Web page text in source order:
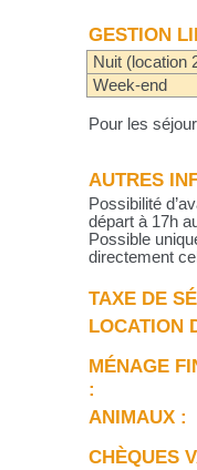
GESTION
Nuit (location
Week-end
Pour les
AUTRES
Possibilité
départ à 17h
Possible
directement
TAXE DE
LOCATION
MÉNAGE
:
ANIMAUX :
CHÈQUES